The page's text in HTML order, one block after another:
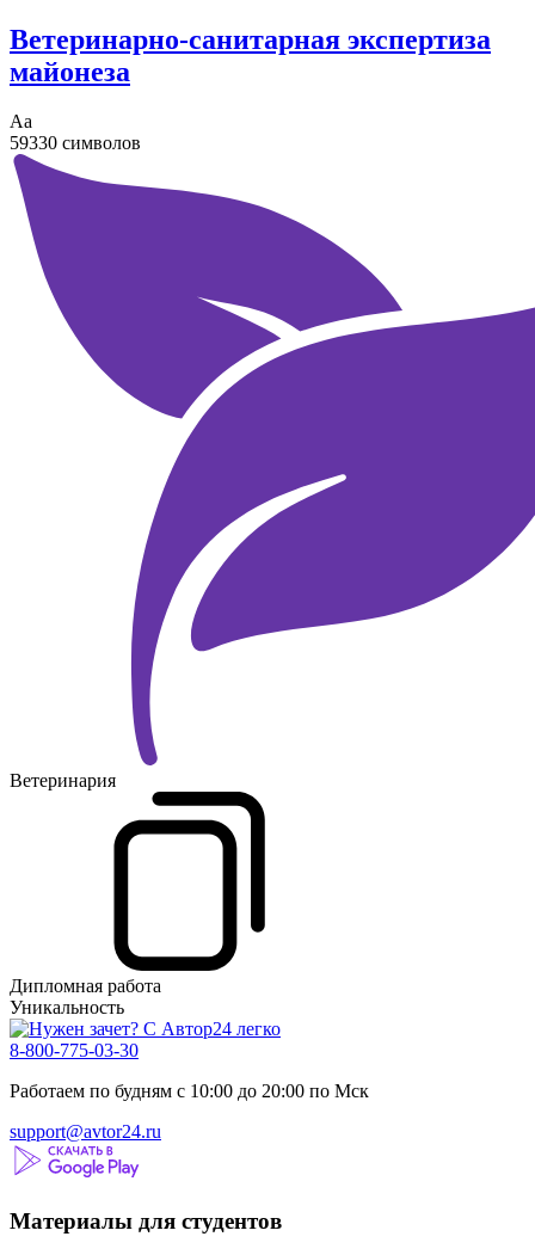
Ветеринарно-санитарная экспертиза
майонеза
Аа
59330 символов
Ветеринария
Дипломная работа
Уникальность
8-800-775-03-30
Работаем по будням с 10:00 до 20:00 по Мск
support@avtor24.ru
Материалы для студентов